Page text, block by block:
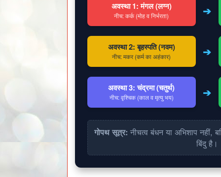
अवस्था 1: मंगल (लग्न)
नीच: कर्क (मोह व निर्भरता) ➔
अवस्था 2: बृहस्पति (नवम)
नीच: मकर (कर्म का अहंकार) ➔
अवस्था 3: चंद्रमा (चतुर्थ)
नीच: वृश्चिक (काल व मृत्यु भय) ➔
गोपथ सूत्र: नीचत्व बंधन या अभिशाप नहीं,
बिंदु है।
रिश्तें, वैवाहिक अड़चनें, कारोबार में रुकावट,